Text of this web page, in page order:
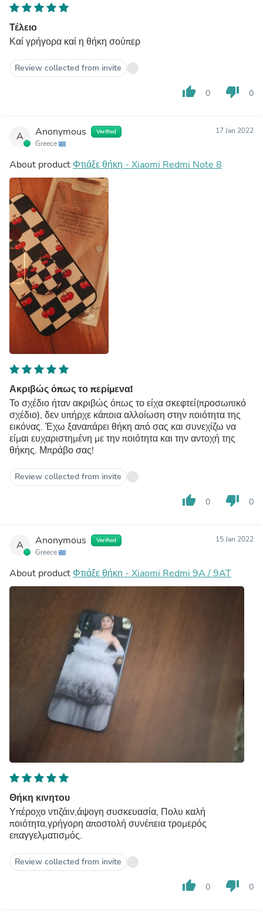
Τέλειο
Καί γρήγορα καί η θήκη σούπερ
Review collected from invite
thumb_up 0 thumb_down 0
A Anonymous Verified
Greece
17 Jan 2022
About product Φτιάξε θήκη - Xiaomi Redmi Note 8
Ακριβώς όπως το περίμενα!
Το σχέδιο ήταν ακριβώς όπως το είχα σκεφτεί(προσωπικό
σχέδιο), δεν υπήρχε κάποια αλλοίωση στην ποιότητα της
εικόνας. Έχω ξαναπάρει θήκη από σας και συνεχίζω να
είμαι ευχαριστημένη με την ποιότητα και την αντοχή της
θήκης. Μπράβο σας!
Review collected from invite
thumb_up 0 thumb_down 0
A Anonymous Verified
Greece
15 Jan 2022
About product Φτιάξε θήκη - Xiaomi Redmi 9A / 9AT
Θήκη κινητου
Υπέροχο ντιζάιν,άψογη συσκευασία, Πολυ καλή
ποιότητα,γρήγορη αποστολή συνέπεια τρομερός
επαγγελματισμός.
Review collected from invite
thumb_up 0 thumb_down 0